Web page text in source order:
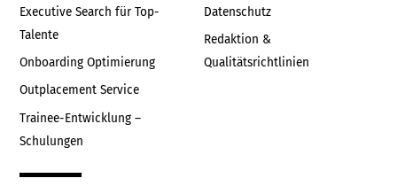
Executive Search für Top-
Talente
Onboarding Optimierung
Outplacement Service
Trainee-Entwicklung –
Schulungen
Datenschutz
Redaktion &
Qualitätsrichtlinien